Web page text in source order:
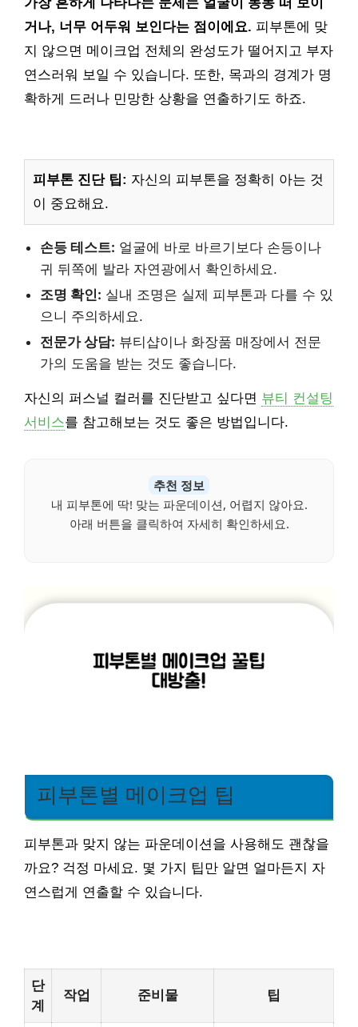
가장 흔하게 나타나는 문제는 얼굴이 동동 떠 보이
거나, 너무 어두워 보인다는 점이에요. 피부톤에 맞
지 않으면 메이크업 전체의 완성도가 떨어지고 부자
연스러워 보일 수 있습니다. 또한, 목과의 경계가 명
확하게 드러나 민망한 상황을 연출하기도 하죠.
피부톤 진단 팁: 자신의 피부톤을 정확히 아는 것
이 중요해요.
손등 테스트: 얼굴에 바로 바르기보다 손등이나
귀 뒤쪽에 발라 자연광에서 확인하세요.
조명 확인: 실내 조명은 실제 피부톤과 다를 수 있
으니 주의하세요.
전문가 상담: 뷰티샵이나 화장품 매장에서 전문
가의 도움을 받는 것도 좋습니다.
자신의 퍼스널 컬러를 진단받고 싶다면 뷰티 컨설팅
서비스를 참고해보는 것도 좋은 방법입니다.
추천 정보
내 피부톤에 딱! 맞는 파운데이션, 어렵지 않아요.
아래 버튼을 클릭하여 자세히 확인하세요.
피부톤별 메이크업 팁
피부톤과 맞지 않는 파운데이션을 사용해도 괜찮을
까요? 걱정 마세요. 몇 가지 팁만 알면 얼마든지 자
연스럽게 연출할 수 있습니다.
단
계
작업 준비물 팁